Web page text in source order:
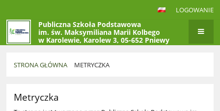
LOGOWANIE
Publiczna Szkoła Podstawowa
im. św. Maksymiliana Marii Kolbego
w Karolewie, Karolew 3, 05-652 Pniewy
STRONA GŁÓWNA METRYCZKA
Metryczka